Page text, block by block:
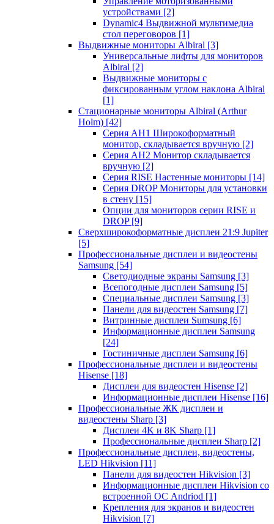
устройствами [2]
Dynamic4 Выдвижной мультимедиа
стол переговоров [1]
Выдвижные мониторы Albiral [3]
Универсальные лифты для мониторов
Albiral [2]
Выдвижные мониторы с
фиксированным углом наклона Albiral
[1]
Стационарные мониторы Albiral (Arthur
Holm) [42]
Серия AH1 Широкоформатный
монитор, складывается вручную [2]
Серия AH2 Монитор складывается
вручную [2]
Серия RISE Настенные мониторы [14]
Серия DROP Мониторы для установки
в стену [15]
Опции для мониторов серии RISE и
DROP [9]
Сверхширокоформатные дисплеи 21:9 Jupiter
[5]
Профессиональные дисплеи и видеостены
Samsung [54]
Светодиодные экраны Samsung [3]
Всепогодные дисплеи Samsung [5]
Специальные дисплеи Samsung [3]
Панели для видеостен Samsung [7]
Витринные дисплеи Sumsung [6]
Информационные дисплеи Samsung
[24]
Гостиничные дисплеи Samsung [6]
Профессиональные дисплеи и видеостены
Hisense [18]
Дисплеи для видеостен Hisense [2]
Информационные дисплеи Hisense [16]
Профессиональные ЖК дисплеи и
видеостены Sharp [3]
Дисплеи 4K и 8K Sharp [1]
Профессиональные дисплеи Sharp [2]
Профессиональные дисплеи, видеостены,
LED Hikvision [11]
Панели для видеостен Hikvision [3]
Информационные дисплеи Hikvision со
встроенной ОС Andriod [1]
Крепления для экранов и видеостен
Hikvision [7]